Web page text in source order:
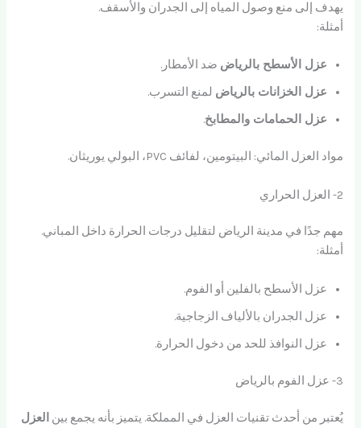
يهدف إلى منع وصول المياه إلى الجدران والأسقف.
أمثلة:
عزل الأسطح بالرياض ضد الأمطار.
عزل الخزانات بالرياض لمنع التسرب.
عزل الحمامات والمطابخ.
مواد العزل المائي: البيتومين، لفائف PVC، البولي يوريثان.
2- العزل الحراري
مهم جدًا في مدينة الرياض لتقليل درجات الحرارة داخل المباني.
أمثلة:
عزل الأسطح بالفلين أو الفوم.
عزل الجدران بالألياف الزجاجية.
عزل النوافذ للحد من دخول الحرارة.
3- عزل الفوم بالرياض
يُعتبر من أحدث تقنيات العزل في المملكة. يتميز بأنه يجمع بين العزل